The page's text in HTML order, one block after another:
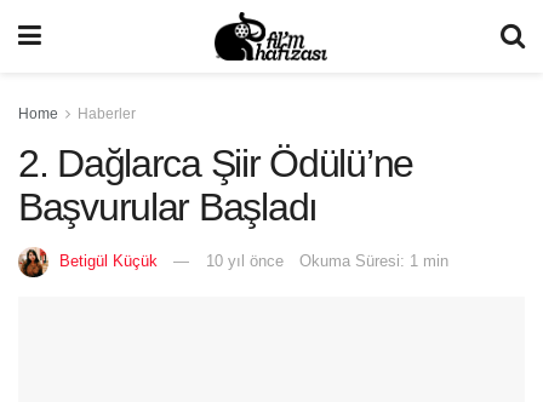
Home Haberler
2. Dağlarca Şiir Ödülü’ne
Başvurular Başladı
Betigül Küçük 10 yıl önce Okuma Süresi: 1 min